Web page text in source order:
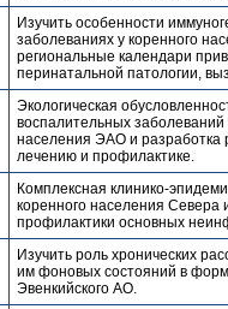
Изучить особенности
заболеваниях у коренного
региональные календари
перинатальной патологии,
Экологическая
воспалительных
населения ЭАО и разработка
лечению и профилактике.
Комплексная клинико-
коренного населения Севера
профилактики основных
Изучить роль хронических
им фоновых состояний в
Эвенкийского АО.